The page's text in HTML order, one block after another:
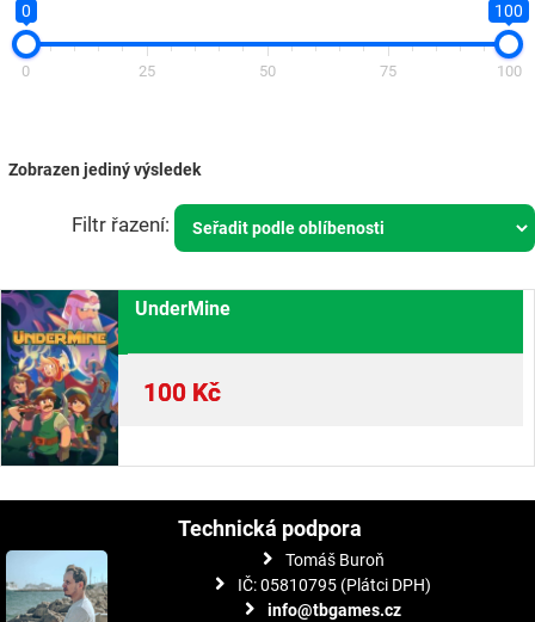
0 100
0 25 50 75 100
Zobrazen jediný výsledek
UnderMine
100 Kč
Technická podpora
Tomáš Buroň
IČ: 05810795 (Plátci DPH)
info@tbgames.cz